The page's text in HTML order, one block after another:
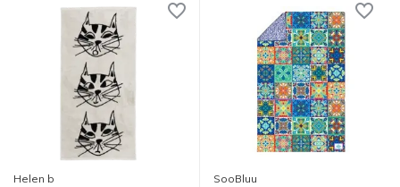
Helen b SooBluu